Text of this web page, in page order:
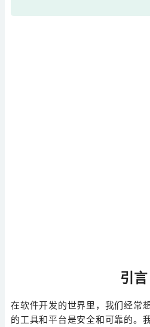
引言
在软件开发的世界里，我们经常
的工具和平台是安全和可靠的。